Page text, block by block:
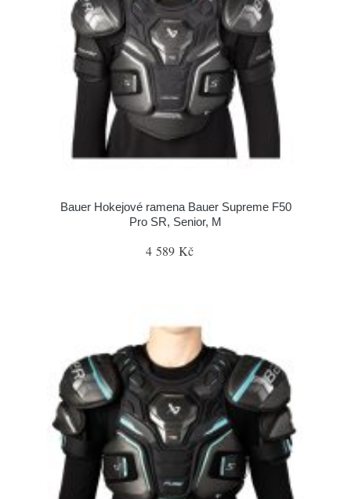
Bauer Hokejové ramena Bauer Supreme F50
Pro SR, Senior, M
4 589 Kč